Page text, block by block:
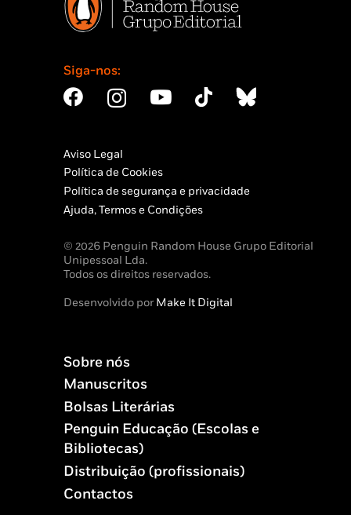
Siga-nos:
Aviso Legal
Política de Cookies
Política de segurança e privacidade
Ajuda, Termos e Condições
© 2026 Penguin Random House Grupo Editorial
Unipessoal Lda.
Todos os direitos reservados.
Desenvolvido porMake It Digital
Sobre nós
Manuscritos
Bolsas Literárias
Penguin Educação (Escolas e
Bibliotecas)
Distribuição (profissionais)
Contactos